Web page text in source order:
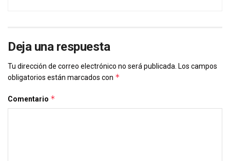
Deja una respuesta
Tu dirección de correo electrónico no será publicada. Los campos
obligatorios están marcados con *
Comentario *